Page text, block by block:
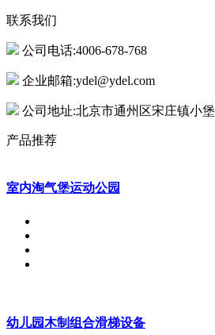
联系我们
公司电话:4006-678-768
企业邮箱:ydel@ydel.com
公司地址:北京市通州区宋庄镇小
产品推荐
室内淘气堡运动公园
幼儿园木制组合滑梯设备